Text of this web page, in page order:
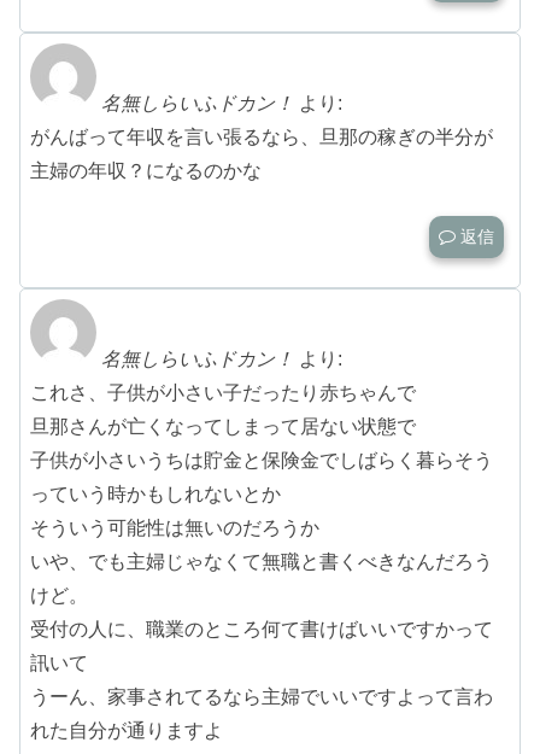
名無しらいふドカン！ より:
がんばって年収を言い張るなら、旦那の稼ぎの半分が
主婦の年収？になるのかな
返信
名無しらいふドカン！ より:
これさ、子供が小さい子だったり赤ちゃんで
旦那さんが亡くなってしまって居ない状態で
子供が小さいうちは貯金と保険金でしばらく暮らそう
っていう時かもしれないとか
そういう可能性は無いのだろうか
いや、でも主婦じゃなくて無職と書くべきなんだろう
けど。
受付の人に、職業のところ何て書けばいいですかって
訊いて
うーん、家事されてるなら主婦でいいですよって言わ
れた自分が通りますよ